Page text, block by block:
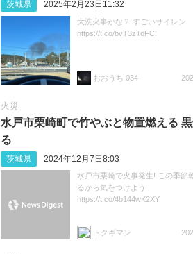
茨城県 2025年2月23日11:32
大洗火事かな？ すごいサイレン
https://t.co/bvT3zToFCI
おおうち 034
火災
水戸市栗崎町で竹やぶと物置燃える
る
茨城県 2024年12月7日8:03
水戸市栗崎で火事発生! この季節
るから気をつけよう
https://t.co/4b144wK2XY
トクギマン